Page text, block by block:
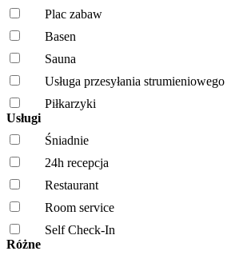
Plac zabaw
Basen
Sauna
Usługa przesyłania strumieniowego
Piłkarzyki
Usługi
Śniadnie
24h recepcja
Restaurant
Room service
Self Check-In
Różne